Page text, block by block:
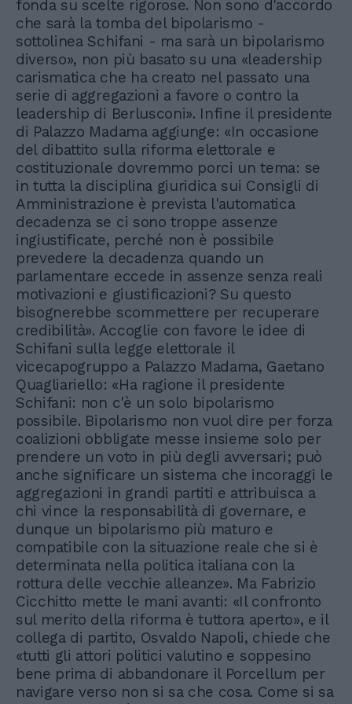
fonda su scelte rigorose. Non sono d'accordo
che sarà la tomba del bipolarismo -
sottolinea Schifani - ma sarà un bipolarismo
diverso», non più basato su una «leadership
carismatica che ha creato nel passato una
serie di aggregazioni a favore o contro la
leadership di Berlusconi». Infine il presidente
di Palazzo Madama aggiunge: «In occasione
del dibattito sulla riforma elettorale e
costituzionale dovremmo porci un tema: se
in tutta la disciplina giuridica sui Consigli di
Amministrazione è prevista l'automatica
decadenza se ci sono troppe assenze
ingiustificate, perché non è possibile
prevedere la decadenza quando un
parlamentare eccede in assenze senza reali
motivazioni e giustificazioni? Su questo
bisognerebbe scommettere per recuperare
credibilità». Accoglie con favore le idee di
Schifani sulla legge elettorale il
vicecapogruppo a Palazzo Madama, Gaetano
Quagliariello: «Ha ragione il presidente
Schifani: non c'è un solo bipolarismo
possibile. Bipolarismo non vuol dire per forza
coalizioni obbligate messe insieme solo per
prendere un voto in più degli avversari; può
anche significare un sistema che incoraggi le
aggregazioni in grandi partiti e attribuisca a
chi vince la responsabilità di governare, e
dunque un bipolarismo più maturo e
compatibile con la situazione reale che si è
determinata nella politica italiana con la
rottura delle vecchie alleanze». Ma Fabrizio
Cicchitto mette le mani avanti: «Il confronto
sul merito della riforma è tuttora aperto», e il
collega di partito, Osvaldo Napoli, chiede che
«tutti gli attori politici valutino e soppesino
bene prima di abbandonare il Porcellum per
navigare verso non si sa che cosa. Come si sa